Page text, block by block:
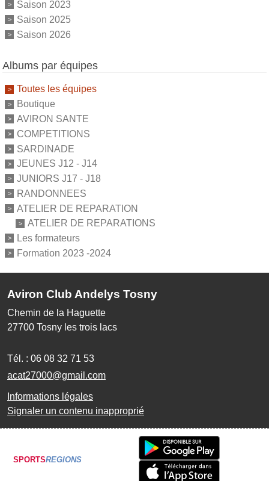
Saison 2023
Saison 2025
Saison 2026
Albums par équipes
Toutes les équipes
Boutique
AVIRON SANTE
COMPETITIONS
SARDINADE
JEUNES J12 - J14
JUNIORS J17 - J18
RANDONNEES
ATELIER DE REPARATION
ATELIER DE REPARATIONS
Les formateurs
Formation 2023 -2024
Aviron Club Andelys Tosny
Chemin de la Haguette
27700 Tosny les trois lacs
Tél. : 06 08 32 71 53
acat27000@gmail.com
Informations légales
Signaler un contenu inapproprié
SPORTSREGIONS